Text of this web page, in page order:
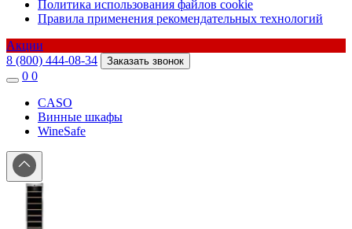
Политика использования файлов cookie
Правила применения рекомендательных технологий
Акции
8 (800) 444-08-34
Заказать звонок
0 0
CASO
Винные шкафы
WineSafe